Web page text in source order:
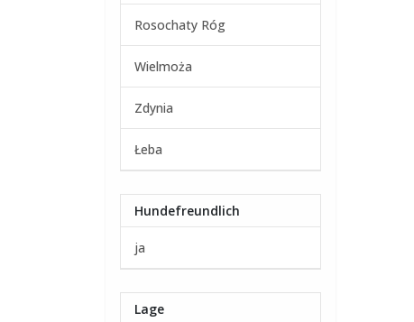
Rosochaty Róg
Wielmoża
Zdynia
Łeba
Hundefreundlich
ja
Lage